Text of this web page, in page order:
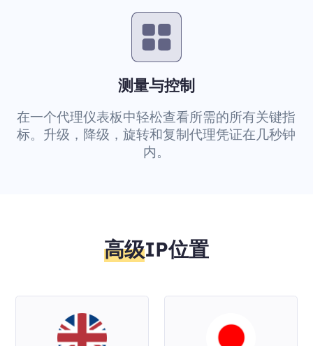
测量与控制
在一个代理仪表板中轻松查看所需的所有关键指
标。升级，降级，旋转和复制代理凭证在几秒钟
内。
高级IP位置